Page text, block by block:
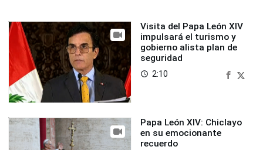
Visita del Papa León XIV
impulsará el turismo y
gobierno alista plan de
seguridad
access_time 2:10
Papa León XIV: Chiclayo
en su emocionante
recuerdo